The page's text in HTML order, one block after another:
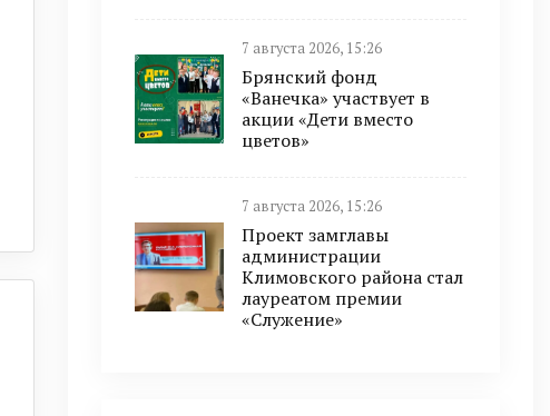
7 августа 2026, 15:26
Брянский фонд
«Ванечка» участвует в
акции «Дети вместо
цветов»
7 августа 2026, 15:26
Проект замглавы
администрации
Климовского района стал
лауреатом премии
«Служение»